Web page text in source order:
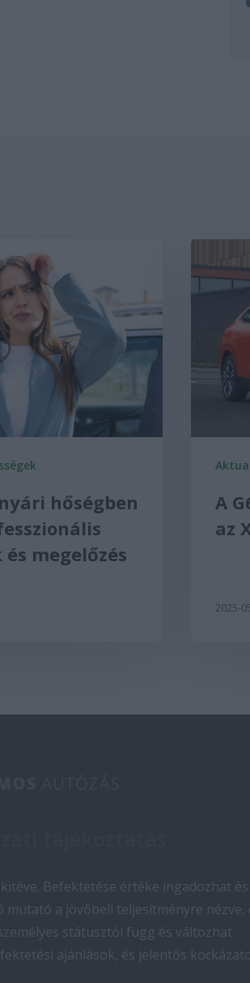
hőségben
megelőzés
A
az
2025-
Befektetése értéke ingadozhat
a jövőbeli teljesítményre
státusztól függ és változhat.
ajánlások, és jelentős